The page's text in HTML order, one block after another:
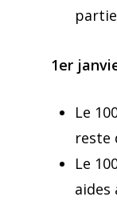
1er
Le
reste
Le
aides